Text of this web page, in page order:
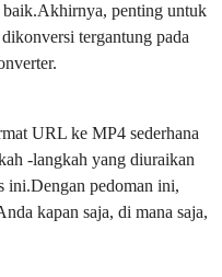
penting untuk
tergantung pada
URL ke MP4 sederhana
-langkah yang diuraikan
ini.Dengan pedoman ini,
kapan saja, di mana saja,